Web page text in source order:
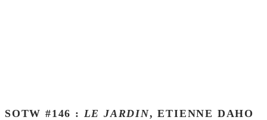
SOTW #146 : LE JARDIN, ETIENNE DAHO